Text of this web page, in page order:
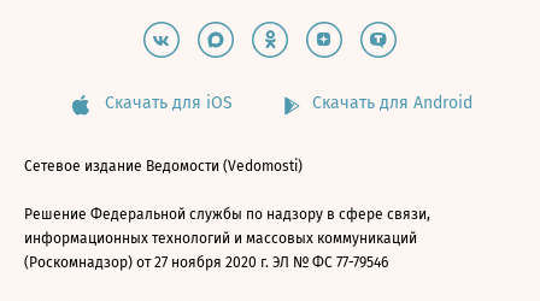
Скачать для iOS Скачать для Android
Сетевое издание Ведомости (Vedomosti)
Решение Федеральной службы по надзору в сфере связи,
информационных технологий и массовых коммуникаций
(Роскомнадзор) от 27 ноября 2020 г. ЭЛ № ФС 77-79546